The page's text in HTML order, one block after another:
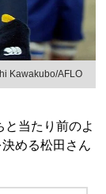
Kawakubo/AFLO
当たり前のよ
める松田さん